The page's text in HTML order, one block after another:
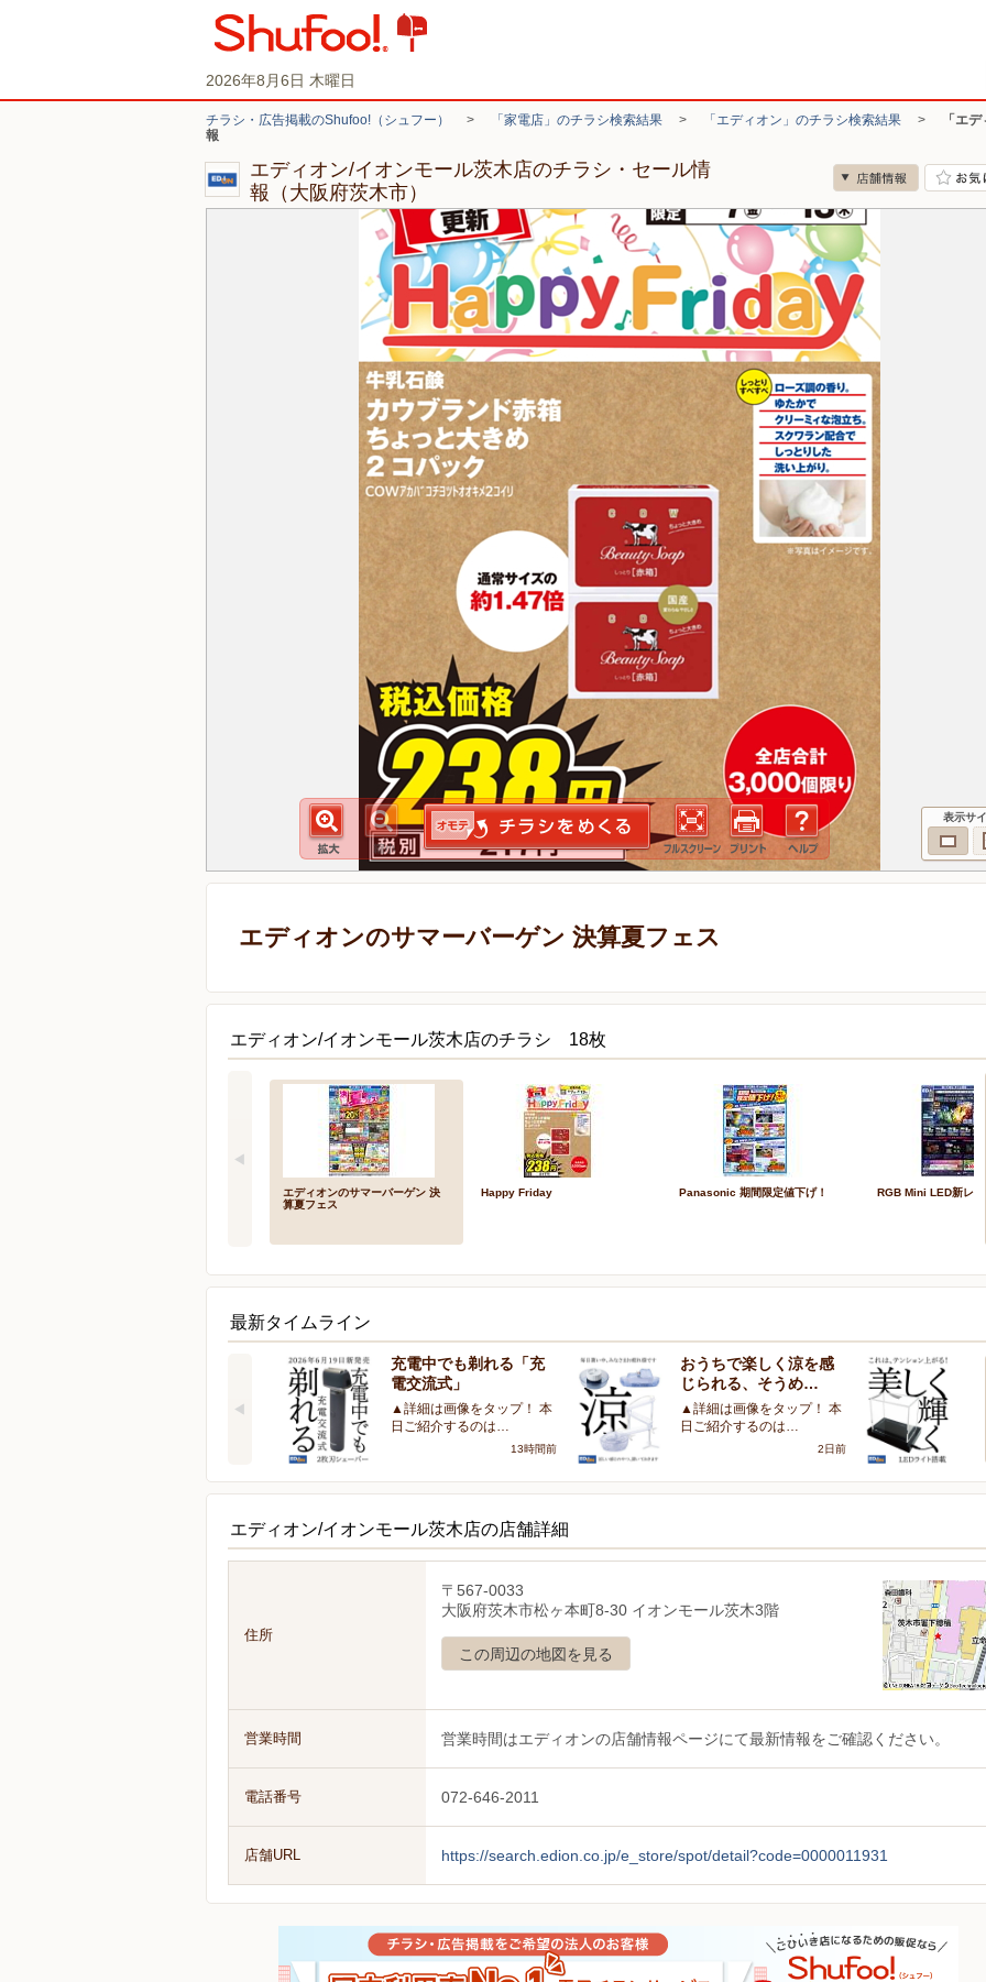
2026年8月6日 木曜日
チラシ・広告掲載のShufoo!（シュフー） > 「家電店」のチラシ検索結果 > 「エディオン」のチラシ検索結果 >
「エ
報
エディオン/イオンモール茨木店のチラシ・セール情
報（大阪府茨木市）
表示サ
エディオンのサマーバーゲン 決算夏フェス
エディオン/イオンモール茨木店のチラシ 18枚
エディオンのサマーバーゲン 決
算夏フェス
Happy Friday Panasonic 期間限定値下げ！ RGB Mini LED新レグ
最新タイムライン
充電中でも剃れる「充
電交流式」
▲詳細は画像をタップ！ 本
日ご紹介するのは…
13時間前
おうちで楽しく涼を感
じられる、そうめ…
▲詳細は画像をタップ！ 本
日ご紹介するのは…
2日前
エディオン/イオンモール茨木店の店舗詳細
住所
〒567-0033
大阪府茨木市松ヶ本町8-30 イオンモール茨木3階
この周辺の地図を見る
営業時間 営業時間はエディオンの店舗情報ページにて最新情報をご確認ください。
電話番号 072-646-2011
店舗URL https://search.edion.co.jp/e_store/spot/detail?code=0000011931